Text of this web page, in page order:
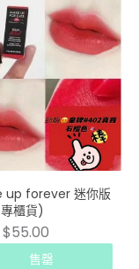
up forever 迷你版
櫃貨)
$55.00
售罄